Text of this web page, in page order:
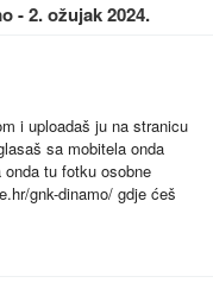
- 2. ožujak 2024.
i uploadaš ju na stranicu
sa mobitela onda
tu fotku osobne
gnk-dinamo/ gdje ćeš